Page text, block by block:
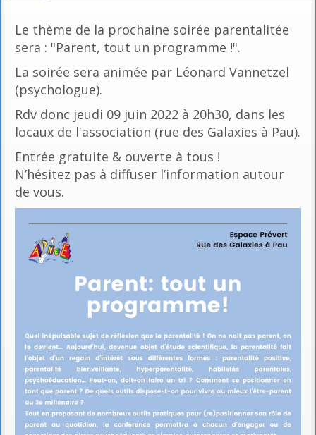
Le thème de la prochaine soirée parentalitée
sera : "Parent, tout un programme !".
La soirée sera animée par Léonard Vannetzel
(psychologue).
Rdv donc jeudi 09 juin 2022 à 20h30, dans les
locaux de l'association (rue des Galaxies à Pau).
Entrée gratuite & ouverte à tous !
N’hésitez pas à diffuser l’information autour
de vous.